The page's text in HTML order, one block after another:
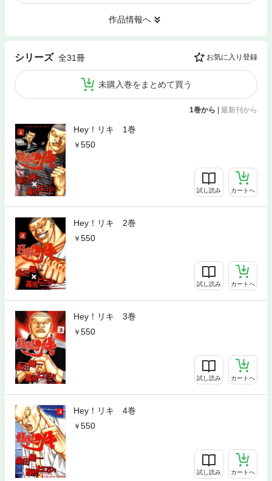
作品情報へ
シリーズ 全31冊 お気に入り登録
未購入巻をまとめて買う
1巻から | 最新刊から
Hey！リキ 1巻
550
試し読み カートへ
Hey！リキ 2巻
550
試し読み カートへ
Hey！リキ 3巻
550
試し読み カートへ
Hey！リキ 4巻
550
試し読み カートへ